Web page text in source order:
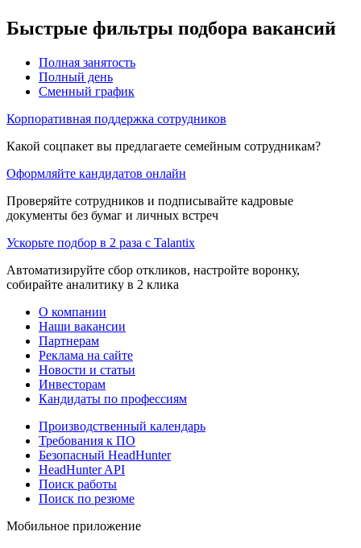
Быстрые фильтры подбора вакансий
Полная занятость
Полный день
Сменный график
Корпоративная поддержка сотрудников
Какой соцпакет вы предлагаете семейным сотрудникам?
Оформляйте кандидатов онлайн
Проверяйте сотрудников и подписывайте кадровые
документы без бумаг и личных встреч
Ускорьте подбор в 2 раза с Talantix
Автоматизируйте сбор откликов, настройте воронку,
собирайте аналитику в 2 клика
О компании
Наши вакансии
Партнерам
Реклама на сайте
Новости и статьи
Инвесторам
Кандидаты по профессиям
Производственный календарь
Требования к ПО
Безопасный HeadHunter
HeadHunter API
Поиск работы
Поиск по резюме
Мобильное приложение